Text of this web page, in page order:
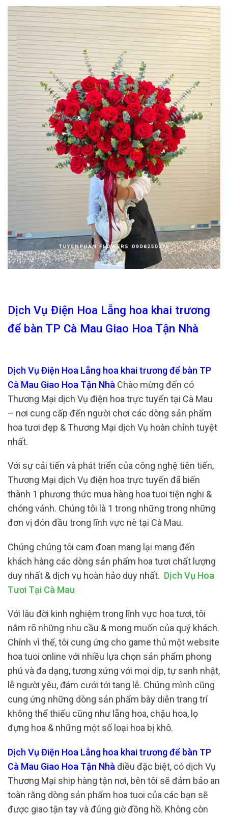
Dịch Vụ Điện Hoa Lẵng hoa khai trương
để bàn TP Cà Mau Giao Hoa Tận Nhà
Dịch Vụ Điện Hoa Lẵng hoa khai trương để bàn TP
Cà Mau Giao Hoa Tận Nhà Chào mừng đến có
Thương Mại dịch Vụ điện hoa trực tuyến tại Cà Mau
– nơi cung cấp đến người chơi các dòng sản phẩm
hoa tươi đẹp & Thương Mại dịch Vụ hoàn chỉnh tuyệt
nhất.
Với sự cải tiến và phát triển của công nghệ tiên tiến,
Thương Mại dịch Vụ điện hoa trực tuyến đã biến
thành 1 phương thức mua hàng hoa tuoi tiện nghi &
chóng vánh. Chúng tôi là 1 trong những trong những
đơn vị đón đầu trong lĩnh vực nè tại Cà Mau.
Chúng chúng tôi cam đoan mang lại mang đến
khách hàng các dòng sản phẩm hoa tươi chất lượng
duy nhất & dịch vụ hoàn hảo duy nhất. Dịch Vụ Hoa
Tươi Tại Cà Mau
Với lâu đời kinh nghiệm trong lĩnh vực hoa tươi, tôi
nắm rõ những nhu cầu & mong muốn của quý khách.
Chính vì thế, tôi cung ứng cho game thủ một website
hoa tuoi online với nhiều lựa chọn sản phẩm phong
phú và đa dạng, tương xứng với mọi dịp, tự sanh nhật,
lễ người yêu, đám cưới tới tang lễ. Chúng mình cũng
cung ứng những dòng sản phẩm bày diễn trang trí
không thể thiếu cũng như lẵng hoa, chậu hoa, lọ
đựng hoa & những một số loại hoa bị khô.
Dịch Vụ Điện Hoa Lẵng hoa khai trương để bàn TP
Cà Mau Giao Hoa Tận Nhà điều đặc biệt, có dịch Vụ
Thương Mại ship hàng tận nơi, bên tôi sẽ đảm bảo an
toàn rằng dòng sản phẩm hoa tuoi của các bạn sẽ
được giao tận tay và đúng giờ đồng hồ. Không còn